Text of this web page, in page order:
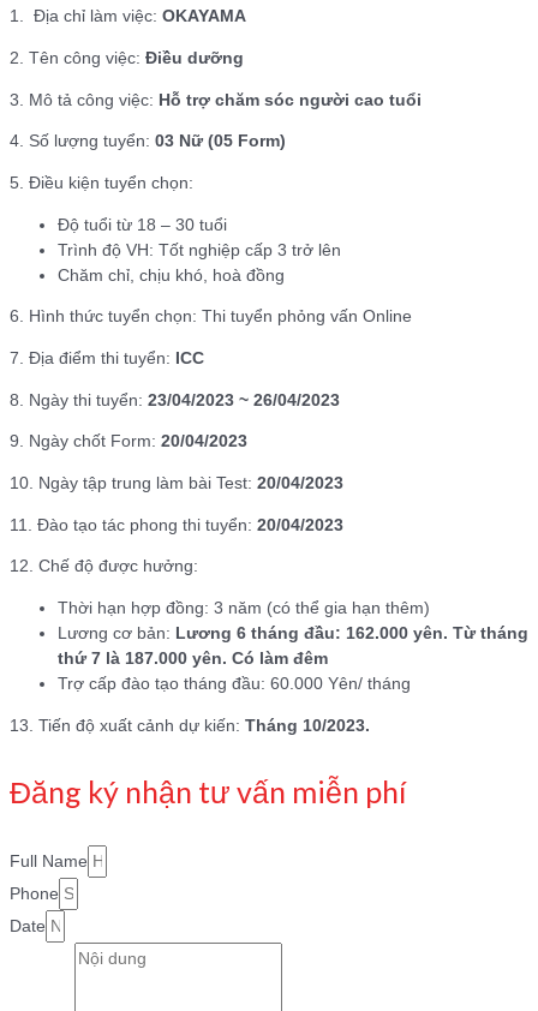
1. Địa chỉ làm việc: OKAYAMA
2. Tên công việc: Điều dưỡng
3. Mô tả công việc: Hỗ trợ chăm sóc người cao tuổi
4. Số lượng tuyển: 03 Nữ (05 Form)
5. Điều kiện tuyển chọn:
Độ tuổi từ 18 – 30 tuổi
Trình độ VH: Tốt nghiệp cấp 3 trở lên
Chăm chỉ, chịu khó, hoà đồng
6. Hình thức tuyển chọn: Thi tuyển phỏng vấn Online
7. Địa điểm thi tuyển: ICC
8. Ngày thi tuyển: 23/04/2023 ~ 26/04/2023
9. Ngày chốt Form: 20/04/2023
10. Ngày tập trung làm bài Test: 20/04/2023
11. Đào tạo tác phong thi tuyển: 20/04/2023
12. Chế độ được hưởng:
Thời hạn hợp đồng: 3 năm (có thể gia hạn thêm)
Lương cơ bản: Lương 6 tháng đầu: 162.000 yên. Từ tháng
thứ 7 là 187.000 yên. Có làm đêm
Trợ cấp đào tạo tháng đầu: 60.000 Yên/ tháng
13. Tiến độ xuất cảnh dự kiến: Tháng 10/2023.
Đăng ký nhận tư vấn miễn phí
Full Name
Phone
Date